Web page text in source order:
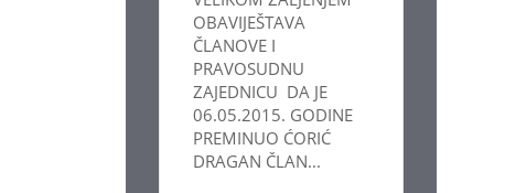
OBAVIJEŠTAVA
ČLANOVE I
PRAVOSUDNU
ZAJEDNICU DA JE
06.05.2015. GODINE
PREMINUO ĆORIĆ
DRAGAN ČLAN...